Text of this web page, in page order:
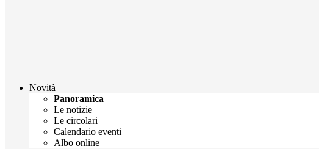
Novità
Panoramica
Le notizie
Le circolari
Calendario eventi
Albo online